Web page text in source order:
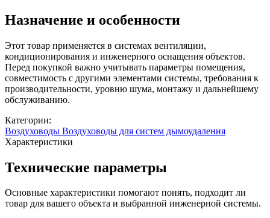
Назначение и особенности
Этот товар применяется в системах вентиляции,
кондиционирования и инженерного оснащения объектов.
Перед покупкой важно учитывать параметры помещения,
совместимость с другими элементами системы, требования к
производительности, уровню шума, монтажу и дальнейшему
обслуживанию.
Категории:
Воздуховоды Воздуховоды для систем дымоудаления
Характеристики
Технические параметры
Основные характеристики помогают понять, подходит ли
товар для вашего объекта и выбранной инженерной системы.